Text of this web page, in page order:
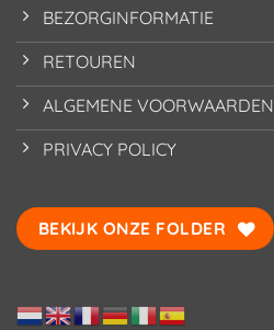
BEZORGINFORMATIE
RETOUREN
ALGEMENE VOORWAARDEN
PRIVACY POLICY
BEKIJK ONZE FOLDER